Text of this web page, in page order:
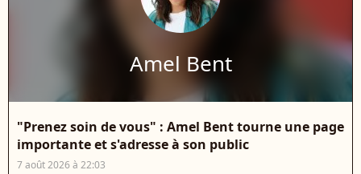
Amel Bent
"Prenez soin de vous" : Amel Bent tourne une page
importante et s'adresse à son public
7 août 2026 à 22:03